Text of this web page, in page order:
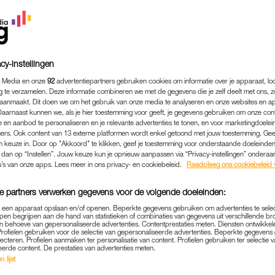
OPEN OVER VERLIES
'MIJN
DAT HET WEER
MEDIA| FRAGMENT GEMIST
01-12-2025 | JUJUBE ZEGUERS
zijn de expeditieleden al 26 dagen aan elkaar
instellingen
en onze 92 advertentiepartners gebruiken cookies om informatie over je apparaat,
te verzamelen. Deze informatie combineren we met de gegevens die je zelf deelt met ons,
Dit doen we om het gebruik van onze media te analyseren en onze websites en
kunnen we, als je hier toestemming voor geeft, je gegevens gebruiken om onze
en aanbod te personaliseren en je relevante advertenties te tonen, en voor
Ook content van 13 externe platformen wordt enkel getoond met jouw toestemming.
keuze in. Door op "Akkoord" te klikken, geef je toestemming voor onderstaande
op “Instellen”. Jouw keuze kun je opnieuw aanpassen via “Privacy-instellingen”
van onze apps. Lees meer in ons privacy- en cookiebeleid.
Raadpleeg ons cookiebeleid
partners verwerken gegevens voor de volgende doeleinden:
apparaat opslaan en/of openen. Beperkte gegevens gebruiken om advertenties te
begrijpen aan de hand van statistieken of combinaties van gegevens uit verschillende
behoeve van gepersonaliseerde advertenties. Contentprestaties meten. Diensten
gebruiken voor de selectie van gepersonaliseerde advertenties. Beperkte
Profielen aanmaken ter personalisatie van content. Profielen gebruiken ter selectie
content. De prestaties van advertenties meten.
lijst